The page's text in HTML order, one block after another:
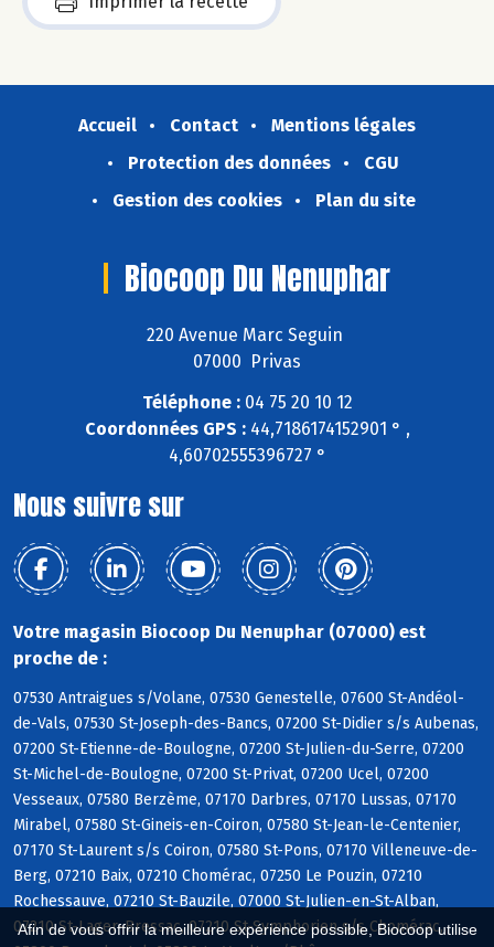
Afin de vous offrir la meilleure expérience possible, Biocoop utilise
Accueil Contact
Mentions légales
Protection des données
CGU
Gestion des cookies
Plan du site
Biocoop Du Nenuphar
220 Avenue Marc Seguin
07000 Privas
Téléphone :04 75 20 10 12
Coordonnées GPS :44,7186174152901 ° ,
4,60702555396727 °
Nous suivre sur
Votre magasin Biocoop Du Nenuphar (07000) est
proche de :
07530 Antraigues s/Volane, 07530 Genestelle, 07600 St-Andéol-
de-Vals, 07530 St-Joseph-des-Bancs, 07200 St-Didier s/s Aubenas,
07200 St-Etienne-de-Boulogne, 07200 St-Julien-du-Serre, 07200
St-Michel-de-Boulogne, 07200 St-Privat, 07200 Ucel, 07200
Vesseaux, 07580 Berzème, 07170 Darbres, 07170 Lussas, 07170
Mirabel, 07580 St-Gineis-en-Coiron, 07580 St-Jean-le-Centenier,
07170 St-Laurent s/s Coiron, 07580 St-Pons, 07170 Villeneuve-de-
Berg, 07210 Baix, 07210 Chomérac, 07250 Le Pouzin, 07210
Rochessauve, 07210 St-Bauzile, 07000 St-Julien-en-St-Alban,
07210 St-Lager-Bressac, 07210 St-Symphorien s/s Chomérac,